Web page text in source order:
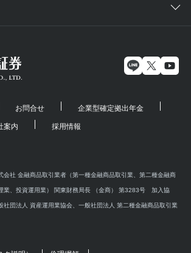
お問合せ 企業型確定拠出年金
案内 採用情報
会社 金融商品取引業者（第一種金融商品取引業、第二種金融商
業、投資運用業） 関東財務局長 （金商） 第3283号 加入協
社団法人 資産運用業協会、一般社団法人 第二種金融商品取引業